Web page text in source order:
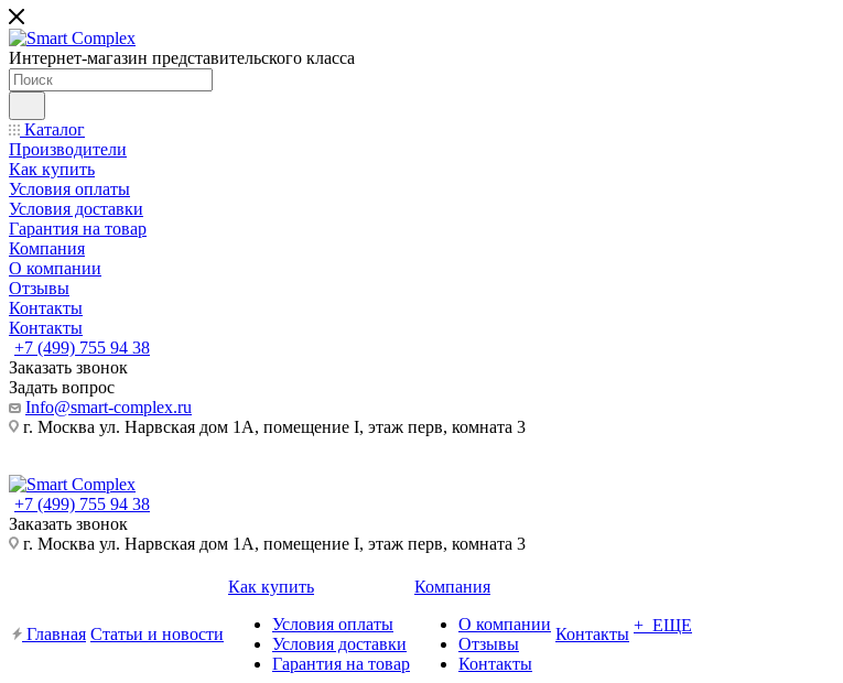
Интернет-магазин представительского класса
Каталог
Производители
Как купить
Условия оплаты
Условия доставки
Гарантия на товар
Компания
О компании
Отзывы
Контакты
Контакты
+7 (499) 755 94 38
Заказать звонок
Задать вопрос
Info@smart-complex.ru
г. Москва ул. Нарвская дом 1А, помещение I, этаж перв, комната 3
+7 (499) 755 94 38
Заказать звонок
г. Москва ул. Нарвская дом 1А, помещение I, этаж перв, комната 3
Главная Статьи и новости
Как купить
Условия оплаты
Условия доставки
Гарантия на товар
Компания
О компании
Отзывы
Контакты
Контакты + ЕЩЕ